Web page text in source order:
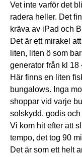
Vet inte varför det
radera heller. Det
kräva av iPad och
Det är ett mirakel
liten, liten ö som
generator från kl 18
Här finns en liten
bungalows. Inga
shoppar vid varje
solskydd, godis och
Vi kom hit efter att
tempo, det tog 90
Det är som ett helt